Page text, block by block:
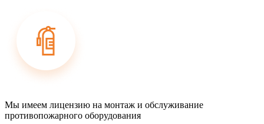
Мы имеем лицензию на монтаж и обслуживание
противопожарного оборудования